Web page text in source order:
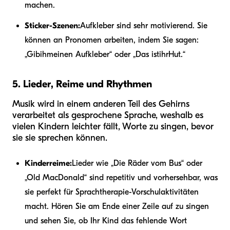
machen.
Sticker-Szenen:Aufkleber sind sehr motivierend. Sie
können an Pronomen arbeiten, indem Sie sagen:
„Gibihmeinen Aufkleber“ oder „Das istihrHut.“
5. Lieder, Reime und Rhythmen
Musik wird in einem anderen Teil des Gehirns
verarbeitet als gesprochene Sprache, weshalb es
vielen Kindern leichter fällt, Worte zu singen, bevor
sie sie sprechen können.
Kinderreime:Lieder wie „Die Räder vom Bus“ oder
„Old MacDonald“ sind repetitiv und vorhersehbar, was
sie perfekt für Sprachtherapie-Vorschulaktivitäten
macht. Hören Sie am Ende einer Zeile auf zu singen
und sehen Sie, ob Ihr Kind das fehlende Wort